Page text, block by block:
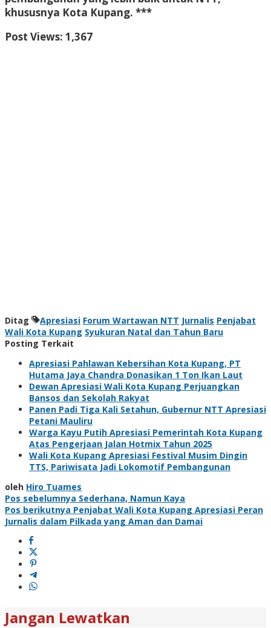
khususnya Kota Kupang. ***
Post Views: 1,367
Ditag Apresiasi Forum Wartawan NTT Jurnalis Penjabat
Wali Kota Kupang Syukuran Natal dan Tahun Baru
Posting Terkait
Apresiasi Pahlawan Kebersihan Kota Kupang, PT
Hutama Jaya Chandra Donasikan 1 Ton Ikan Laut
Dewan Apresiasi Wali Kota Kupang Perjuangkan
Bansos dan Sekolah Rakyat
Panen Padi Tiga Kali Setahun, Gubernur NTT Apresiasi
Petani Mauliru
Warga Kayu Putih Apresiasi Pemerintah Kota Kupang
Atas Pengerjaan Jalan Hotmix Tahun 2025
Wali Kota Kupang Apresiasi Festival Musim Dingin
TTS, Pariwisata Jadi Lokomotif Pembangunan
oleh Hiro Tuames
Navigasi
pos
Pos sebelumnya Sederhana, Namun Kaya
Pos berikutnya Penjabat Wali Kota Kupang Apresiasi Peran
Jurnalis dalam Pilkada yang Aman dan Damai
Jangan Lewatkan